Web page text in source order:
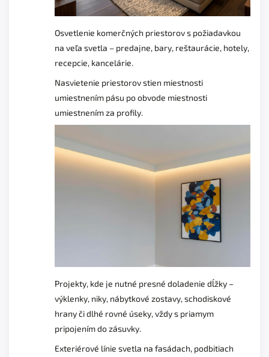
Osvetlenie komerčných priestorov s požiadavkou
na veľa svetla – predajne, bary, reštaurácie, hotely,
recepcie, kancelárie.
Nasvietenie priestorov stien miestnosti
umiestnením pásu po obvode miestnosti
umiestnením za profily.
Projekty, kde je nutné presné doladenie dĺžky –
výklenky, niky, nábytkové zostavy, schodiskové
hrany či dlhé rovné úseky, vždy s priamym
pripojením do zásuvky.
Exteriérové línie svetla na fasádach, podbitiach